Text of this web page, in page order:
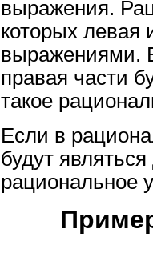
советам,
репетитора
Совет 1.
упростить
достаточно
нам, и
репетитора,
ваши
выражения.
которых левая
выражениями.
правая части
такое
Если в
будут
рациональное